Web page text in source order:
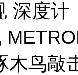
深度
木鸟敲